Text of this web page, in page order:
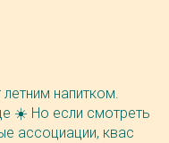
напитком.
☀️ Но если смотреть
ассоциации, квас